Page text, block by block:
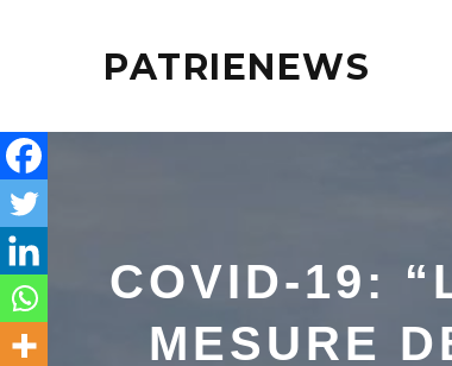
PATRIENEWS
COVID-19:
MESURE